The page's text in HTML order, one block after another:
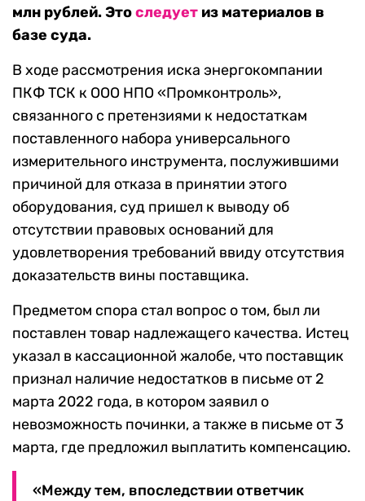
млн рублей. Этоследует из материалов в
базе суда.
В ходе рассмотрения иска энергокомпании
ПКФ ТСК к ООО НПО «Промконтроль»,
связанного с претензиями к недостаткам
поставленного набора универсального
измерительного инструмента, послужившими
причиной для отказа в принятии этого
оборудования, суд пришел к выводу об
отсутствии правовых оснований для
удовлетворения требований ввиду отсутствия
доказательств вины поставщика.
Предметом спора стал вопрос о том, был ли
поставлен товар надлежащего качества. Истец
указал в кассационной жалобе, что поставщик
признал наличие недостатков в письме от 2
марта 2022 года, в котором заявил о
невозможность починки, а также в письме от 3
марта, где предложил выплатить компенсацию.
«Между тем, впоследствии ответчик